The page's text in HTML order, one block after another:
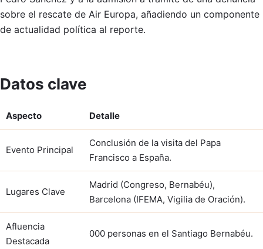
sobre el rescate de Air Europa, añadiendo un componente
de actualidad política al reporte.
Datos clave
Aspecto Detalle
Evento Principal
Conclusión de la visita del Papa
Francisco a España.
Lugares Clave
Madrid (Congreso, Bernabéu),
Barcelona (IFEMA, Vigilia de Oración).
Afluencia
Destacada
000 personas en el Santiago Bernabéu.